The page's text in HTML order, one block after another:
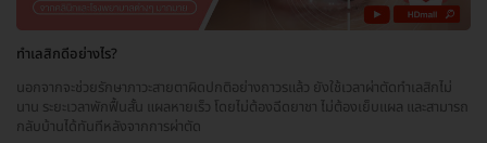
ทำเลสิกดีอย่างไร?
นอกจากจะช่วยรักษาภาวะสายตาผิดปกติอย่างถาวรแล้ว ยังใช้เวลาผ่าตัดทำเลสิกไม่
นาน ระยะเวลาพักฟื้นสั้น แผลหายเร็ว โดยไม่ต้องฉีดยาชา ไม่ต้องเย็บแผล และสามารถ
กลับบ้านได้ทันทีหลังจากการผ่าตัด